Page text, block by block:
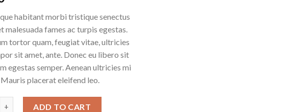
habitant morbi tristique senectus
malesuada fames ac turpis egestas.
tortor quam, feugiat vitae, ultricies
sit amet, ante. Donec eu libero sit
egestas semper. Aenean ultricies mi
placerat eleifend leo.
ADD TO CART